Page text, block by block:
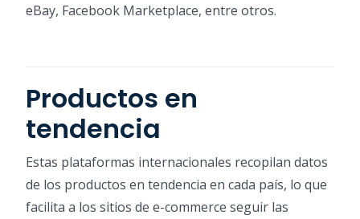
eBay, Facebook Marketplace, entre otros.
Productos en
tendencia
Estas plataformas internacionales recopilan datos
de los productos en tendencia en cada país, lo que
facilita a los sitios de e-commerce seguir las